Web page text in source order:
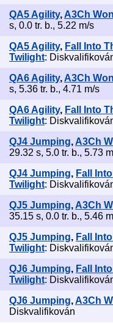
QA5 Agility, A3Ch
s, 0.0 tr. b., 5.22 m/s
QA5 Agility, Fall Into
Twilight:
QA6 Agility, A3Ch
s, 5.36 tr. b., 4.71 m/s
QA6 Agility, Fall Into
Twilight:
QJ4 Jumping, A3Ch
29.32 s, 5.0 tr. b., 5.73
QJ4 Jumping, Fall
Twilight:
QJ5 Jumping, A3Ch
35.15 s, 0.0 tr. b., 5.46
QJ5 Jumping, Fall
Twilight:
QJ6 Jumping, Fall
Twilight:
QJ6 Jumping,A3Ch
Diskvalifikován